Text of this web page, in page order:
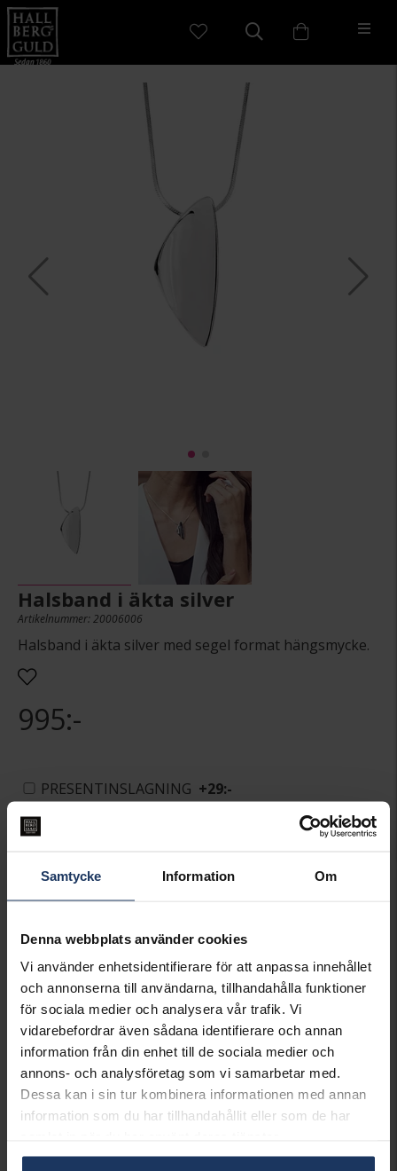
Samtycke Information Om
Denna webbplats använder cookies
Vi använder enhetsidentifierare för att anpassa innehållet
och annonserna till användarna, tillhandahålla funktioner
för sociala medier och analysera vår trafik. Vi
vidarebefordrar även sådana identifierare och annan
information från din enhet till de sociala medier och
annons- och analysföretag som vi samarbetar med.
Dessa kan i sin tur kombinera informationen med annan
information som du har tillhandahållit eller som de har
Halsband i äkta silver
Artikelnummer: 20006006
Halsband i äkta silver med segel format hängsmycke.
995:-
PRESENTINSLAGNING +29:-
LÄGG I VARUKORGEN
Lagervara.
Leveranstid 3-7 arbetsdagar.
LÄNGD CA (CM)
42+3
VARUMÄRKE
POSH
MATERIAL
Matchande produkter och andra varianter